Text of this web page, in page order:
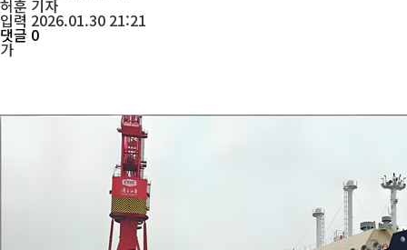
허훈 기자
입력 2026.01.30 21:21
댓글 0
가